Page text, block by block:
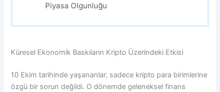
Piyasa Olgunluğu
Küresel Ekonomik Baskıların Kripto Üzerindeki Etkisi
10 Ekim tarihinde yaşananlar, sadece kripto para birimlerine
özgü bir sorun değildi. O dönemde geleneksel finans